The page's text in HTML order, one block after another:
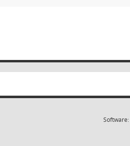
Software: